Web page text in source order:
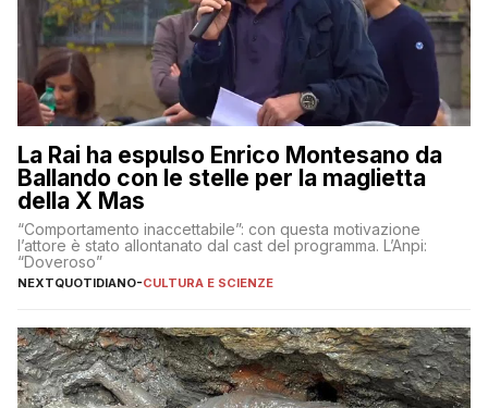
La Rai ha espulso Enrico Montesano da
Ballando con le stelle per la maglietta
della X Mas
“Comportamento inaccettabile”: con questa motivazione
l’attore è stato allontanato dal cast del programma. L’Anpi:
“Doveroso”
NEXTQUOTIDIANO-CULTURA E SCIENZE